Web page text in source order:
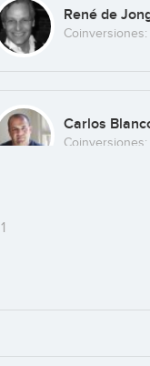
René de
Coinversiones:
Carlos
Coinversiones:
1